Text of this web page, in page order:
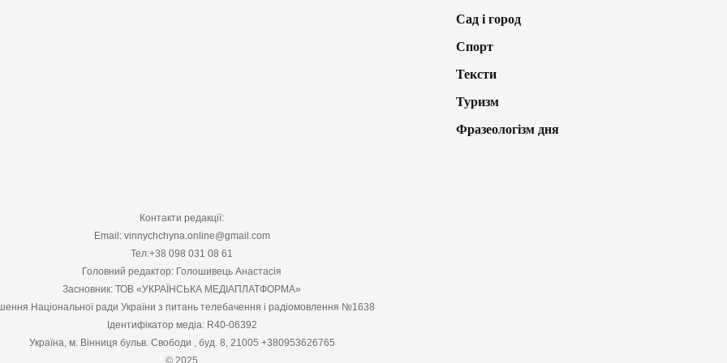
Сад і город
Спорт
Тексти
Туризм
Фразеологізм дня
Контакти редакції:
Email: vinnychchyna.online@gmail.com
Тел:+38 098 031 08 61
Головний редактор: Голошивець Анастасія
Засновник: ТОВ «УКРАЇНСЬКА МЕДІАПЛАТФОРМА»
Національної ради України з питань телебачення і радіомовлення №1638
Ідентифікатор медіа: R40-06392
Україна, м. Вінниця бульв. Свободи , буд. 8, 21005 +380953626765